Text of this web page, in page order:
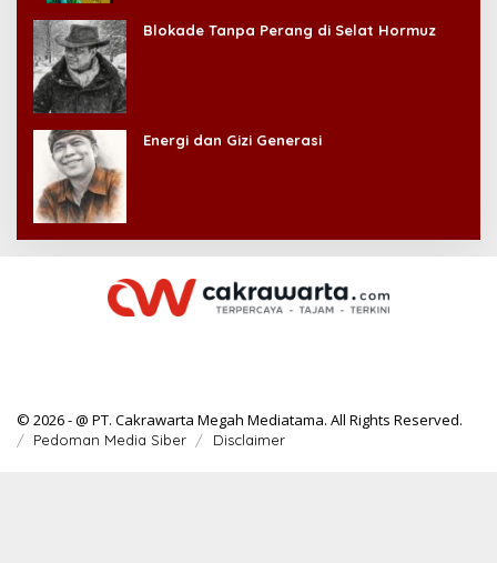
Blokade Tanpa Perang di Selat Hormuz
Energi dan Gizi Generasi
© 2026 - @ PT. Cakrawarta Megah Mediatama. All Rights Reserved.
Pedoman Media Siber Disclaimer